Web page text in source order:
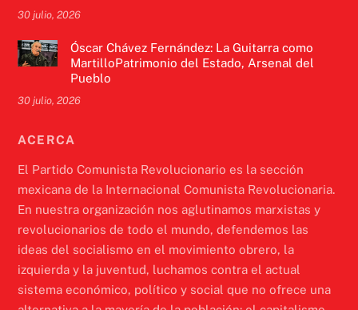
30 julio, 2026
Óscar Chávez Fernández: La Guitarra como
MartilloPatrimonio del Estado, Arsenal del
Pueblo
30 julio, 2026
ACERCA
El Partido Comunista Revolucionario es la sección
mexicana de la Internacional Comunista Revolucionaria.
En nuestra organización nos aglutinamos marxistas y
revolucionarios de todo el mundo, defendemos las
ideas del socialismo en el movimiento obrero, la
izquierda y la juventud, luchamos contra el actual
sistema económico, político y social que no ofrece una